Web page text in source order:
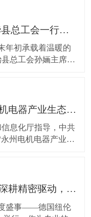
寒日送暖，情系职工——江华县总工会一行莅临湖南国梦科技慰问困难职工!
总工会孙婳主席、
动，为百余名坚
油物资，以
永链聚势，智创未来 | 永州电机电器产业生态对接会在湖南国梦园区隆重召开！
州电机电器产业生
家与产业链伙伴，
国梦电机亮相德国SPS展会：深耕精密驱动，连接全球智造！